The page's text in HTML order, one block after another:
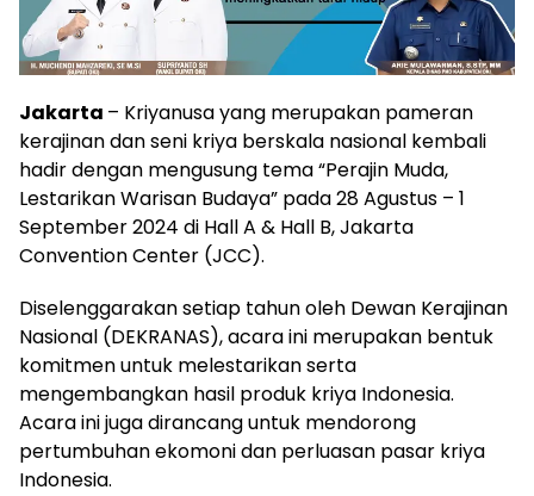
Jakarta – Kriyanusa yang merupakan pameran
kerajinan dan seni kriya berskala nasional kembali
hadir dengan mengusung tema “Perajin Muda,
Lestarikan Warisan Budaya” pada 28 Agustus – 1
September 2024 di Hall A & Hall B, Jakarta
Convention Center (JCC).
Diselenggarakan setiap tahun oleh Dewan Kerajinan
Nasional (DEKRANAS), acara ini merupakan bentuk
komitmen untuk melestarikan serta
mengembangkan hasil produk kriya Indonesia.
Acara ini juga dirancang untuk mendorong
pertumbuhan ekomoni dan perluasan pasar kriya
Indonesia.